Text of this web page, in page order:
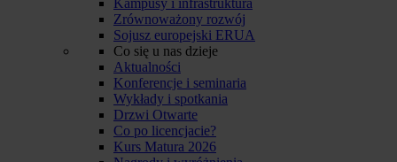
Zrównoważony rozwój
Sojusz europejski ERUA
Co się u nas dzieje
Aktualności
Konferencje i seminaria
Wykłady i spotkania
Drzwi Otwarte
Co po licencjacie?
Kurs Matura 2026